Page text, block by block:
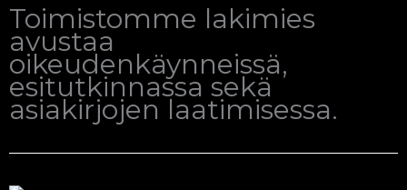
Toimistomme lakimies
avustaa
oikeudenkäynneissä,
esitutkinnassa sekä
asiakirjojen laatimisessa.